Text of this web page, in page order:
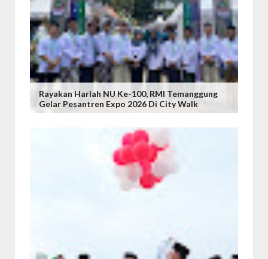
Rayakan Harlah NU Ke-100, RMI Temanggung
Gelar Pesantren Expo 2026 Di City Walk